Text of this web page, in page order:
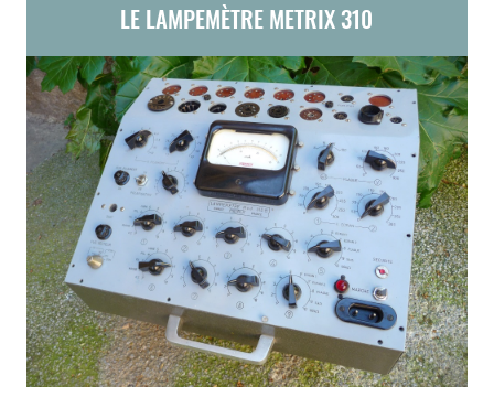
LE LAMPEMÈTRE METRIX 310